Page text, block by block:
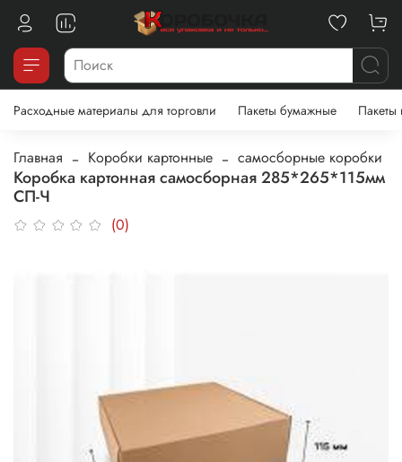
Расходные материалы для торговли Пакеты бумажные Пакеты
Главная Коробки картонные самосборные коробки
Коробка картонная самосборная 285*265*115мм
СП-Ч
(0)